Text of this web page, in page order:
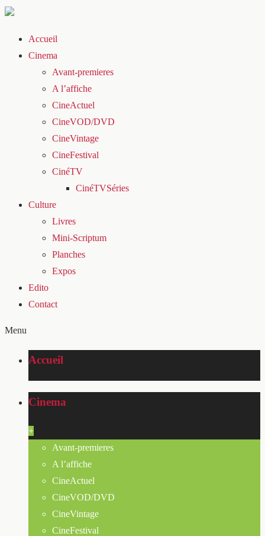
Accueil
Cinema
Avant-premieres
A l’affiche
CineActuel
CineVOD/DVD
CineVintage
CineFestival
CinéTV
CinéTVSéries
Culture
Livres
Mini-Scriptum
Planches
Expos
Edito
Contact
Menu
Accueil
Cinema
+
Avant-premieres
A l’affiche
CineActuel
CineVOD/DVD
CineVintage
CineFestival